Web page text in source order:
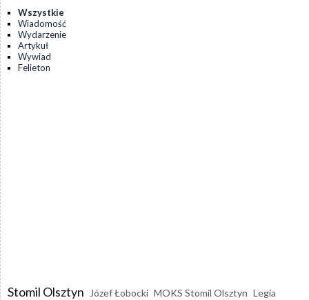
Wszystkie
Wiadomość
Wydarzenie
Artykuł
Wywiad
Felieton
Stomil Olsztyn Józef Łobocki MOKS Stomil Olsztyn Legia